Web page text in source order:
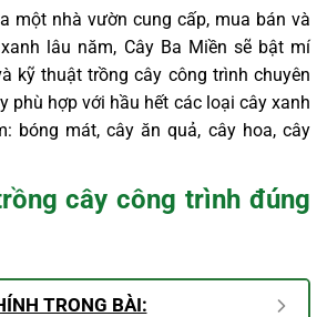
một nhà vườn cung cấp, mua bán và
lâu năm, Cây Ba Miền sẽ bật mí
kỹ thuật trồng cây công trình chuyên
phù hợp với hầu hết các loại cây xanh
bóng mát, cây ăn quả, cây hoa, cây
cây công trình đúng
TRONG BÀI: